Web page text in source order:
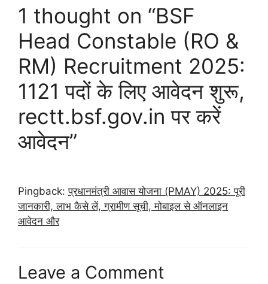
1 thought on “BSF
Head Constable (RO &
RM) Recruitment 2025:
1121 पदों के लिए आवेदन शुरू,
rectt.bsf.gov.in पर करें
आवेदन”
Pingback:प्रधानमंत्री आवास योजना (PMAY) 2025: पूरी
जानकारी, लाभ कैसे लें, ग्रामीण सूची, मोबाइल से ऑनलाइन
आवेदन और
Leave a Comment